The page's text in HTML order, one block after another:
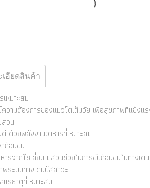
เอียดสินค้า
เหมาะสม
วามต้องการของแมวโตเต็มวัย เพื่อสุขภาพที่แข็งแ
ส่วน
ด้วยพลังงานอาหารที่เหมาะสม
ก้อนขน
ารจากไซเลี่ยม มีส่วนช่วยในการขับก้อนขนในทางเดิ
ระบบทางเดินปัสสาวะ
ร่ธาตุที่เหมาะสม